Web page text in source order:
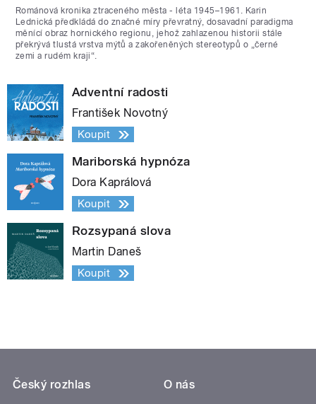
Románová kronika ztraceného města - léta 1945–1961. Karin
Lednická předkládá do značné míry převratný, dosavadní paradigma
měnící obraz hornického regionu, jehož zahlazenou historii stále
překrývá tlustá vrstva mýtů a zakořeněných stereotypů o „černé
zemi a rudém kraji“.
Adventní radosti
František Novotný
Koupit
Mariborská hypnóza
Dora Kaprálová
Koupit
Rozsypaná slova
Martin Daneš
Koupit
Český rozhlas
O nás